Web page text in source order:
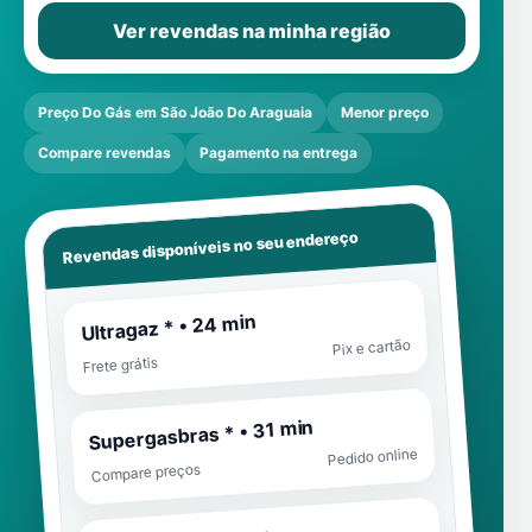
Ver revendas na minha região
Preço Do Gás em São João Do Araguaia Menor preço
Compare revendas Pagamento na entrega
Revendas disponíveis no seu endereço
Ultragaz * • 24 min
Frete grátis
Pix e cartão
Supergasbras * • 31 min
Compare preços
Pedido online